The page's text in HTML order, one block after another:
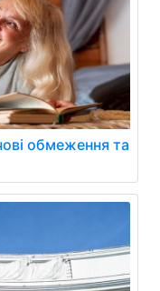
обмеження та